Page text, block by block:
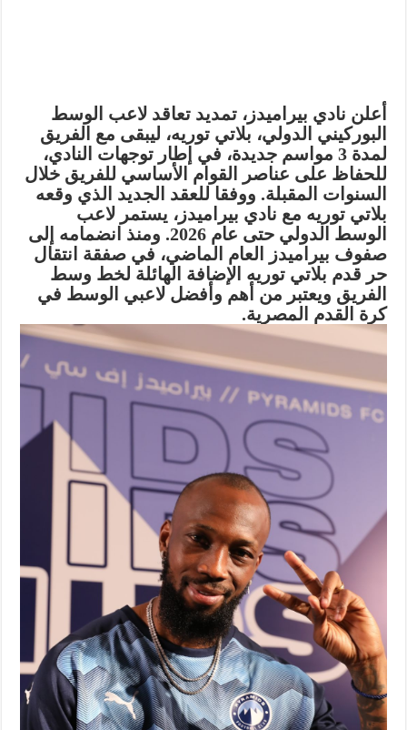
أعلن نادي بيراميدز، تمديد تعاقد لاعب الوسط
البوركيني الدولي، بلاتي توريه، ليبقى مع الفريق
لمدة 3 مواسم جديدة، في إطار توجهات النادي،
للحفاظ على عناصر القوام الأساسي للفريق خلال
السنوات المقبلة. ووفقا للعقد الجديد الذي وقعه
بلاتي توريه مع نادي بيراميدز، يستمر لاعب
الوسط الدولي حتى عام 2026. ومنذ انضمامه إلى
صفوف بيراميدز العام الماضي، في صفقة انتقال
حر قدم بلاتي توريه الإضافة الهائلة لخط وسط
الفريق ويعتبر من أهم وأفضل لاعبي الوسط في
كرة القدم المصرية.